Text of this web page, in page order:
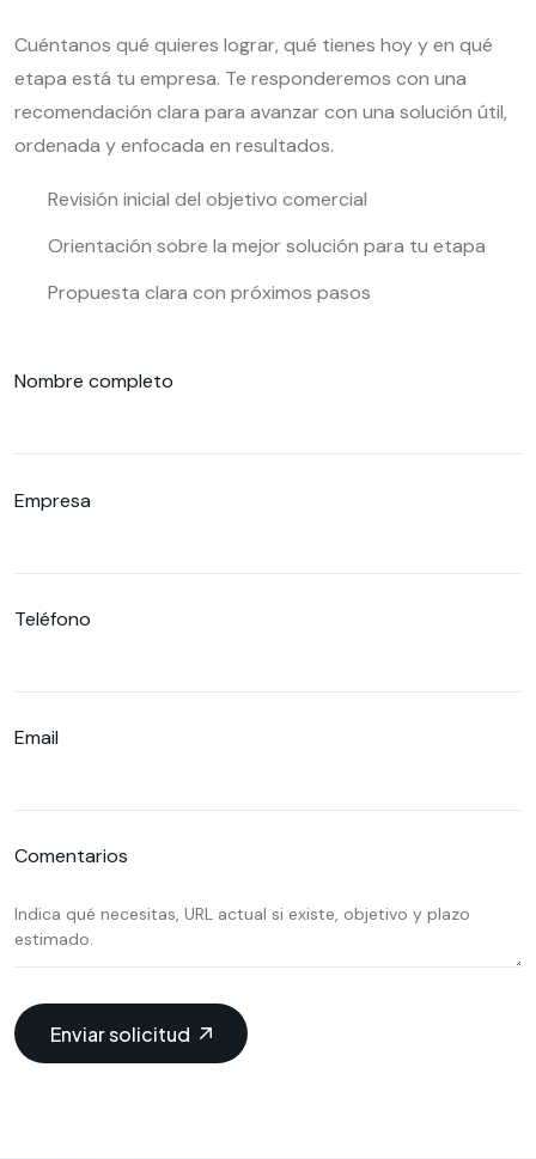
Cuéntanos qué quieres lograr, qué tienes hoy y en qué
etapa está tu empresa. Te responderemos con una
recomendación clara para avanzar con una solución útil,
ordenada y enfocada en resultados.
Revisión inicial del objetivo comercial
Orientación sobre la mejor solución para tu etapa
Propuesta clara con próximos pasos
Nombre completo
Empresa
Teléfono
Email
Comentarios
Enviar solicitud